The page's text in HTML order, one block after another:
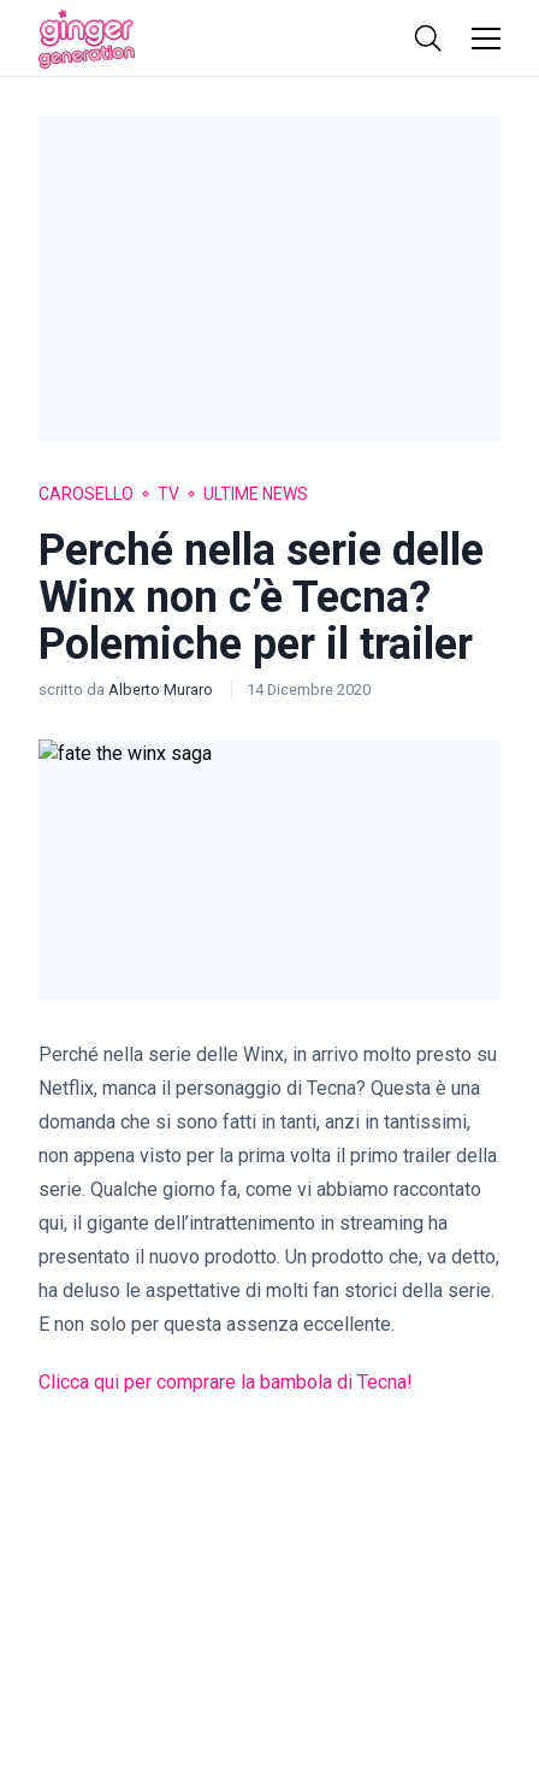
CAROSELLO TV ULTIME NEWS
Perché nella serie delle
Winx non c’è Tecna?
Polemiche per il trailer
scritto da Alberto Muraro 14 Dicembre 2020
Perché nella serie delle Winx, in arrivo molto presto su
Netflix, manca il personaggio di Tecna? Questa è una
domanda che si sono fatti in tanti, anzi in tantissimi,
non appena visto per la prima volta il primo trailer della
serie. Qualche giorno fa, come vi abbiamo raccontato
qui, il gigante dell’intrattenimento in streaming ha
presentato il nuovo prodotto. Un prodotto che, va detto,
ha deluso le aspettative di molti fan storici della serie.
E non solo per questa assenza eccellente.
Clicca qui per comprare la bambola di Tecna!